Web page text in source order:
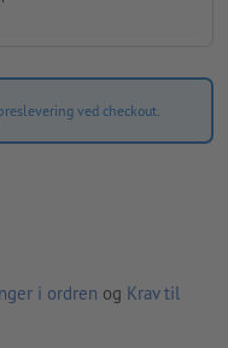
ved checkout.
i ordren og Krav til